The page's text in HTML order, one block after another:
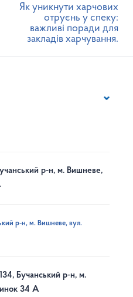
Як уникнути харчових
отруєнь у спеку:
важливі поради для
закладів харчування.
р-н, м. Вишневе,
р-н, м. Вишневе, вул.
Бучанський р-н, м.
34 А